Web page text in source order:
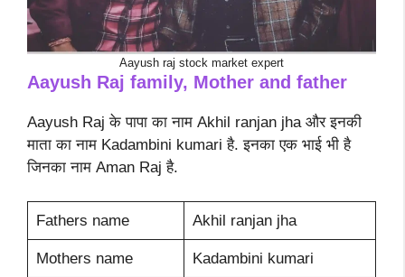
Aayush raj stock market expert
Aayush Raj family, Mother and father
Aayush Raj के पापा का नाम Akhil ranjan jha और इनकी
माता का नाम Kadambini kumari है. इनका एक भाई भी है
जिनका नाम Aman Raj है.
Fathers name Akhil ranjan jha
Mothers name Kadambini kumari